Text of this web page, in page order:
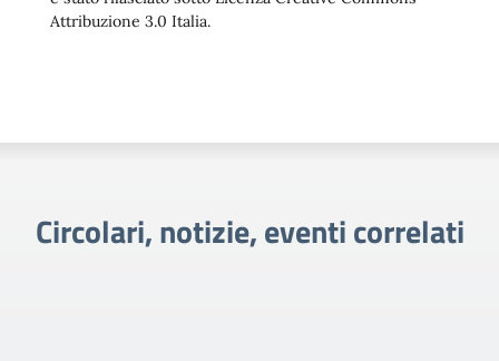
Attribuzione 3.0 Italia.
Circolari, notizie, eventi correlati